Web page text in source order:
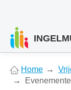
are
here
Home